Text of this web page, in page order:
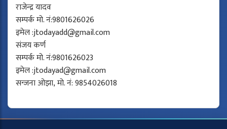
राजेन्द्र यादव
सम्पर्क मो. नं:9801626026
इमेल :jtodayadd@gmail.com
संजय कर्ण
सम्पर्क मो. नं:9801626023
इमेल :jtodayad@gmail.com
सन्जना ओझा, मो. नं: 9854026018